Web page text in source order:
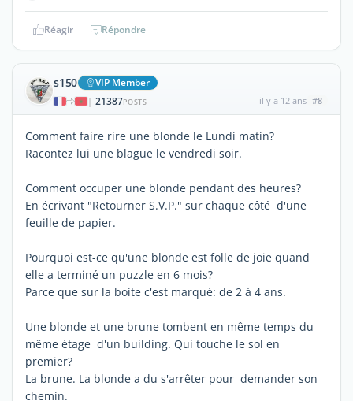
Réagir Répondre
s150 VIP Member
| 21387POSTS il y a 12 ans #8
Comment faire rire une blonde le Lundi matin?
Racontez lui une blague le vendredi soir.
Comment occuper une blonde pendant des heures?
En écrivant "Retourner S.V.P." sur chaque côté d'une
feuille de papier.
Pourquoi est-ce qu'une blonde est folle de joie quand
elle a terminé un puzzle en 6 mois?
Parce que sur la boite c'est marqué: de 2 à 4 ans.
Une blonde et une brune tombent en même temps du
même étage d'un building. Qui touche le sol en
premier?
La brune. La blonde a du s'arrêter pour demander son
chemin.